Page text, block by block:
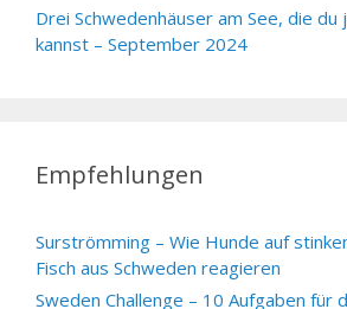
Drei Schwedenhäuser am See, die du
kannst – September 2024
Empfehlungen
Surströmming – Wie Hunde auf
Fisch aus Schweden reagieren
Sweden Challenge – 10 Aufgaben für